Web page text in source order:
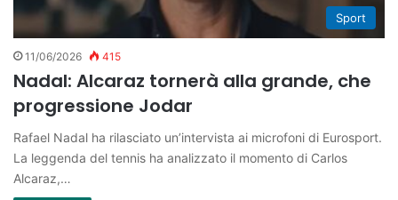
Sport
11/06/2026 415
Nadal: Alcaraz tornerà alla grande, che
progressione Jodar
Rafael Nadal ha rilasciato un’intervista ai microfoni di Eurosport.
La leggenda del tennis ha analizzato il momento di Carlos
Alcaraz,…